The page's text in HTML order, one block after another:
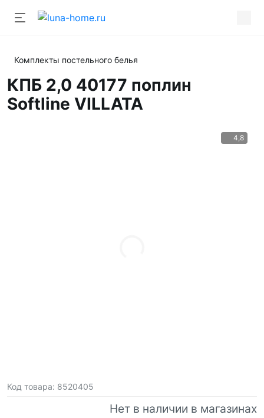
Комплекты постельного белья
КПБ 2,0 40177 поплин
Softline VILLATA
4,8
Код товара: 8520405
Нет в наличии в магазинах